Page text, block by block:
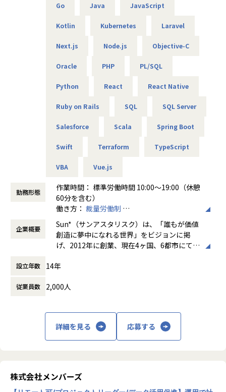
・プロトタイプ開発と検証
・デモ用プロトタイプの開発
・システムアーキテクチャ設計
デザイナーとの連携
【顧客イメージ】
新規事業立ち上げ部門・DX推進部・事業企画部・各種事業部
(中小企業やスタートアップへの支援もありますが、主に大手
・ビジネスデザイナーやデザイナー、営業など、異なるバッ
造に携われます。
・エンジニアとしての専門性を活かしながら、ビジネス的な
視点も養うことができます。
ロジェクト推進など、多彩なスキルを磨く機会があります。
・業務は原則フルリモート可のため、場所に捉われず働くこ
とが可能です。
※大手町スタジオでの業務も可です。非常に自由かつフラッ
トで、互いにサポートし合うカルチャーのある組織です。
【風土・働き方】
推奨しています。
コアタイムなしのマンスリーフレックス制度を導入してお
り、プライベートな予定や家庭の事情に合わせて勤務時間を
【業務の変更の範囲】
無
Go Java JavaScript
Kotlin Kubernetes Laravel
Next.js Node.js Objective-C
Oracle PHP PL/SQL
Python React React Native
Ruby on Rails SQL SQL Server
Salesforce Scala Spring Boot
Swift Terraform TypeScript
VBA Vue.js
勤務形態
作業時間： 標準労働時間 10:00～19:00（休憩
60分を含む）
働き方： 裁量労働制
時間外労働の有無： 有（月平均20時間）
休憩時間： 60分
企業概要
Sun*（サンアスタリスク）は、「誰もが価値
創造に夢中になれる世界」をビジョンに掲
げ、2012年に創業、現在4ヶ国、6都市にて1
籍するデジタル・クリエイティブスタジオで
め、「クリエイティブ & エンジニアリング」
と「タレントプラットフォーム」の2つのサ
ービスラインを提供し、創業より300をこえ
上場し、1800名規模の組織に急成長しまし
た。
設立年数 14年
従業員数 2,000人
詳細を見る 応募する
株式会社メンバーズ